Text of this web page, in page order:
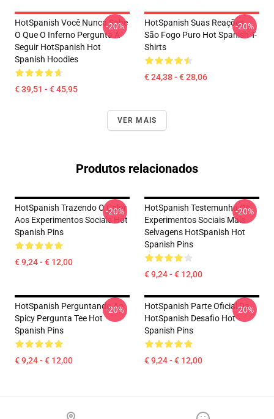
HotSpanish Você Nunca Sabe
O Que O Inferno Pergunta A
Seguir HotSpanish Hot
Spanish Hoodies
€ 39,51 - € 45,95
-20%
HotSpanish Suas Reações
São Fogo Puro Hot Spanish T-
Shirts
€ 24,38 - € 28,06
-20%
VER MAIS
Produtos relacionados
HotSpanish Trazendo O Calor
Aos Experimentos Sociais Hot
Spanish Pins
€ 9,24 - € 12,00
-20%
HotSpanish Testemunha Os
Experimentos Sociais Mais
Selvagens HotSpanish Hot
Spanish Pins
€ 9,24 - € 12,00
-20%
HotSpanish Perguntando Ao
Spicy Pergunta Tee Hot
Spanish Pins
€ 9,24 - € 12,00
-20%
HotSpanish Parte Oficial Da
HotSpanish Desafio Hot
Spanish Pins
€ 9,24 - € 12,00
-20%